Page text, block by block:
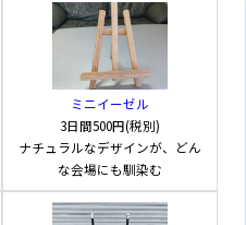
2,500円(税別)
依頼をする
ミニイーゼル
3日間500円(税別)
ナチュラルなデザインが、どん
な会場にも馴染む